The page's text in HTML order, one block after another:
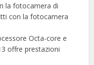
la fotocamera di
con la fotocamera
Octa-core e
offre prestazioni